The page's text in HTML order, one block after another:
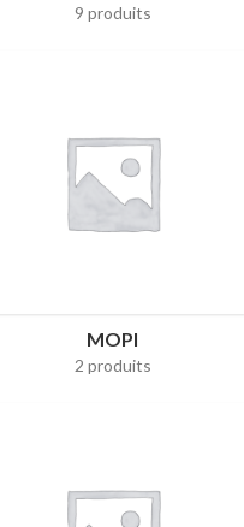
9 produits
MOPI
2 produits